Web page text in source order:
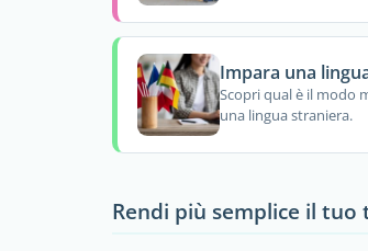
Impara una
Scopri qual è il modo
una lingua straniera.
Rendi più semplice il